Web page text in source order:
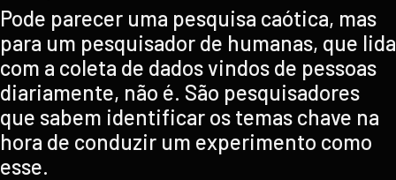
Pode parecer uma pesquisa caótica, mas
para um pesquisador de humanas, que lida
com a coleta de dados vindos de pessoas
diariamente, não é. São pesquisadores
que sabem identificar os temas chave na
hora de conduzir um experimento como
esse.